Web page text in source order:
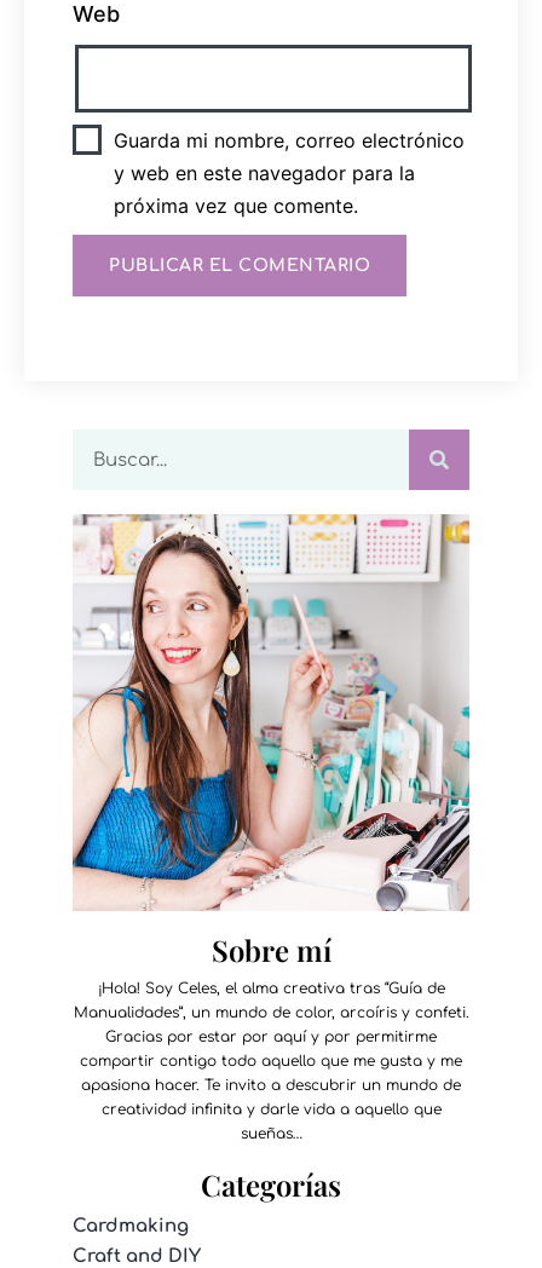
Web
Guarda mi nombre, correo electrónico
y web en este navegador para la
próxima vez que comente.
Sobre mí
¡Hola! Soy Celes, el alma creativa tras “Guía de
Manualidades”, un mundo de color, arcoíris y confeti.
Gracias por estar por aquí y por permitirme
compartir contigo todo aquello que me gusta y me
apasiona hacer. Te invito a descubrir un mundo de
creatividad infinita y darle vida a aquello que
sueñas…
Categorías
Cardmaking
Craft and DIY